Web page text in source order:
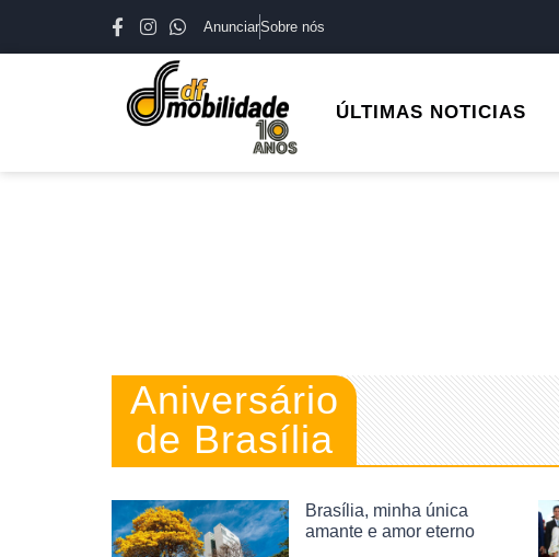
AnunciarSobre nós
ÚLTIMAS NOTICIAS
Aniversário
de Brasília
Brasília, minha única
amante e amor eterno